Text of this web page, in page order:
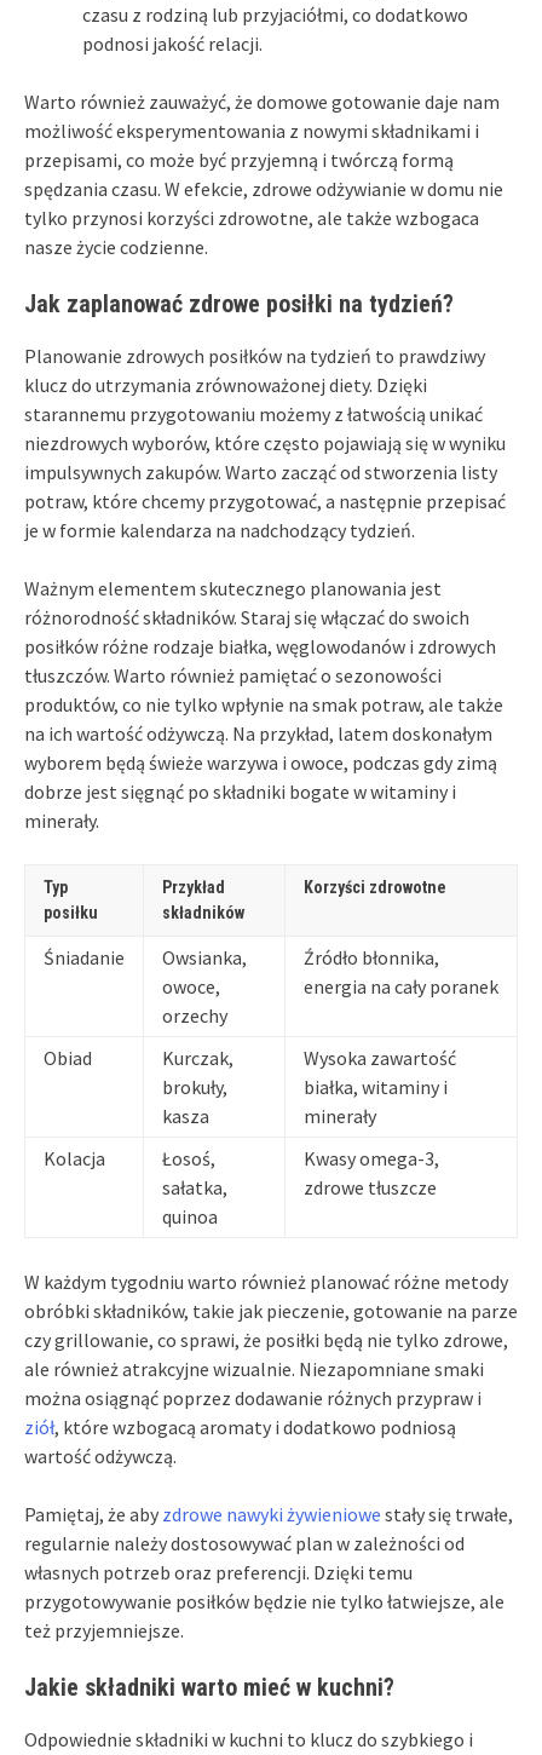
czasu z rodziną lub przyjaciółmi, co dodatkowo
podnosi jakość relacji.
Warto również zauważyć, że domowe gotowanie daje nam
możliwość eksperymentowania z nowymi składnikami i
przepisami, co może być przyjemną i twórczą formą
spędzania czasu. W efekcie, zdrowe odżywianie w domu nie
tylko przynosi korzyści zdrowotne, ale także wzbogaca
nasze życie codzienne.
Jak zaplanować zdrowe posiłki na tydzień?
Planowanie zdrowych posiłków na tydzień to prawdziwy
klucz do utrzymania zrównoważonej diety. Dzięki
starannemu przygotowaniu możemy z łatwością unikać
niezdrowych wyborów, które często pojawiają się w wyniku
impulsywnych zakupów. Warto zacząć od stworzenia listy
potraw, które chcemy przygotować, a następnie przepisać
je w formie kalendarza na nadchodzący tydzień.
Ważnym elementem skutecznego planowania jest
różnorodność składników. Staraj się włączać do swoich
posiłków różne rodzaje białka, węglowodanów i zdrowych
tłuszczów. Warto również pamiętać o sezonowości
produktów, co nie tylko wpłynie na smak potraw, ale także
na ich wartość odżywczą. Na przykład, latem doskonałym
wyborem będą świeże warzywa i owoce, podczas gdy zimą
dobrze jest sięgnąć po składniki bogate w witaminy i
minerały.
Typ
posiłku
Przykład
składników
Korzyści zdrowotne
Śniadanie
Owsianka,
owoce,
orzechy
Źródło błonnika,
energia na cały poranek
Obiad
Kurczak,
brokuły,
kasza
Wysoka zawartość
białka, witaminy i
minerały
Kolacja
Łosoś,
sałatka,
quinoa
Kwasy omega-3,
zdrowe tłuszcze
W każdym tygodniu warto również planować różne metody
obróbki składników, takie jak pieczenie, gotowanie na parze
czy grillowanie, co sprawi, że posiłki będą nie tylko zdrowe,
ale również atrakcyjne wizualnie. Niezapomniane smaki
można osiągnąć poprzez dodawanie różnych przypraw i
ziół, które wzbogacą aromaty i dodatkowo podniosą
wartość odżywczą.
Pamiętaj, że aby zdrowe nawyki żywieniowe stały się trwałe,
regularnie należy dostosowywać plan w zależności od
własnych potrzeb oraz preferencji. Dzięki temu
przygotowywanie posiłków będzie nie tylko łatwiejsze, ale
też przyjemniejsze.
Jakie składniki warto mieć w kuchni?
Odpowiednie składniki w kuchni to klucz do szybkiego i